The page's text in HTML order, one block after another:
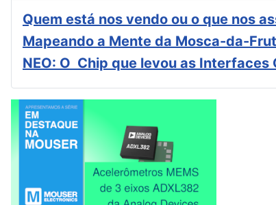
Quem está nos vendo ou o que nos
Mapeando a Mente da Mosca-da-
NEO: O Chip que levou as